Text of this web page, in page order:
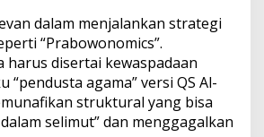
dalam menjalankan strategi
“Prabowonomics”.
harus disertai kewaspadaan
“pendusta agama” versi QS Al-
struktural yang bisa
selimut” dan menggagalkan